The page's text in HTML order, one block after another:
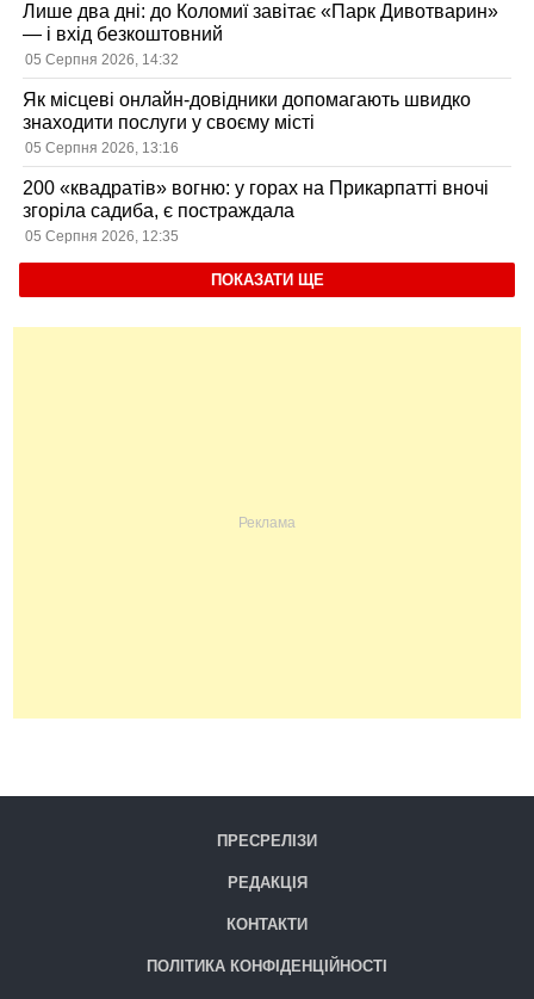
Лише два дні: до Коломиї завітає «Парк Дивотварин»
— і вхід безкоштовний
05 Серпня 2026, 14:32
Як місцеві онлайн-довідники допомагають швидко
знаходити послуги у своєму місті
05 Серпня 2026, 13:16
200 «квадратів» вогню: у горах на Прикарпатті вночі
згоріла садиба, є постраждала
05 Серпня 2026, 12:35
ПОКАЗАТИ ЩЕ
ПРЕСРЕЛІЗИ
РЕДАКЦІЯ
КОНТАКТИ
ПОЛІТИКА КОНФІДЕНЦІЙНОСТІ